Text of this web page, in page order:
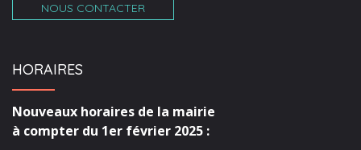
NOUS CONTACTER
HORAIRES
Nouveaux horaires de la mairie
à compter du 1er février 2025 :